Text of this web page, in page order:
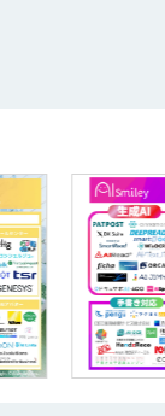
ョン
ション